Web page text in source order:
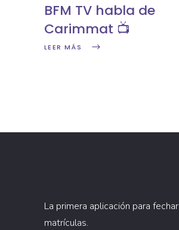
BFM TV habla de
Carimmat 📺
LEER MÁS
La primera aplicación para fechar
matrículas.